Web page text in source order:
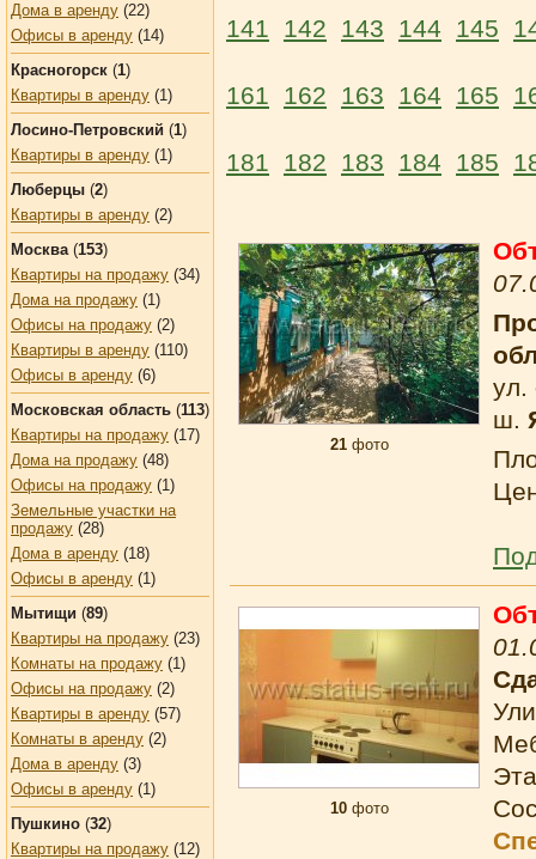
Дома в аренду (22)
Офисы в аренду (14)
Красногорск (1)
Квартиры в аренду (1)
Лосино-Петровский (1)
Квартиры в аренду (1)
Люберцы (2)
Квартиры в аренду (2)
Москва(153)
Квартиры на продажу (34)
Дома на продажу (1)
Офисы на продажу (2)
Квартиры в аренду (110)
Офисы в аренду (6)
Московская область (113)
Квартиры на продажу (17)
Дома на продажу (48)
Офисы на продажу (1)
Земельные участки на
продажу (28)
Дома в аренду (18)
Офисы в аренду (1)
Мытищи (89)
Квартиры на продажу (23)
Комнаты на продажу (1)
Офисы на продажу (2)
Квартиры в аренду (57)
Комнаты в аренду (2)
Дома в аренду (3)
Офисы в аренду (1)
Пушкино (32)
Квартиры на продажу (12)
141 142 143 144 145
161 162 163 164 165
181 182 183 184 185
21фото
ул.
ш.
10фото